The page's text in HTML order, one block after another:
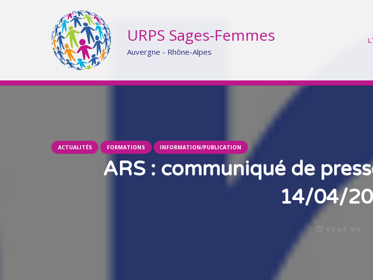
URPS Sages-Femmes
Auvergne - Rhône-Alpes
ACTUALITÉS FORMATIONS INFORMATION/PUBLICATION
ARS : communiqué de
14/04/
il y a 6 ans